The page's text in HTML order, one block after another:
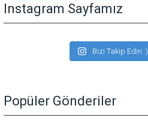
Instagram Sayfamız
Bizi Takip Edin :)
Popüler Gönderiler